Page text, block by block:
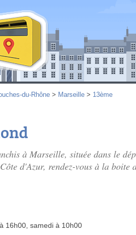
du-Rhône > Marseille > 13ème
à Marseille, située dans le
d'Azur, rendez-vous à la boite
16h00, samedi à 10h00